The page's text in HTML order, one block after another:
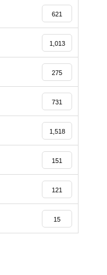
621
1,013
275
731
1,518
151
121
15